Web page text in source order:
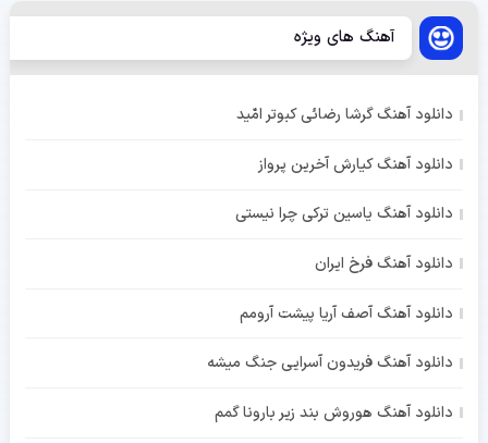
آهنگ های ویژه
دانلود آهنگ گرشا رضائی کبوتر امّید
دانلود آهنگ کیارش آخرین پرواز
دانلود آهنگ یاسین ترکی چرا نیستی
دانلود آهنگ فرخ ایران
دانلود آهنگ آصف آریا پیشت آرومم
دانلود آهنگ فریدون آسرایی جنگ میشه
دانلود آهنگ هوروش بند زیر بارونا گمم